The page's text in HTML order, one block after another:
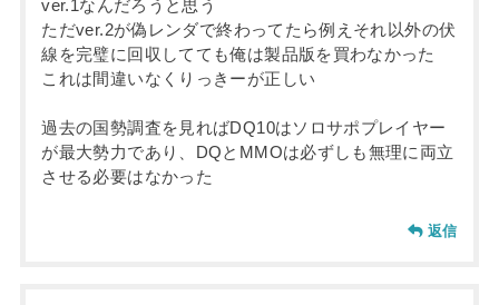
ver.1なんだろうと思う
ただver.2が偽レンダで終わってたら例えそれ以外の伏
線を完璧に回収してても俺は製品版を買わなかった
これは間違いなくりっきーが正しい
過去の国勢調査を見ればDQ10はソロサポプレイヤー
が最大勢力であり、DQとMMOは必ずしも無理に両立
させる必要はなかった
返信